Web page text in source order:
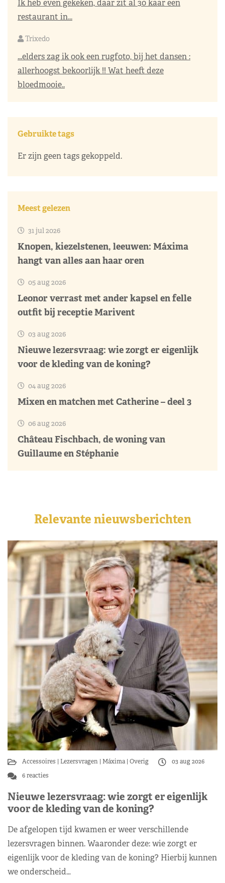
Ik heb even gekeken, daar zit al 30 kaar een
restaurant in...
Trixedo
...elders zag ik ook een rugfoto, bij het dansen :
allerhoogst bekoorlijk !! Wat heeft deze
bloedmooie..
Gebruikte tags
Er zijn geen tags gekoppeld.
Meest gelezen
31 jul 2026
Knopen, kiezelstenen, leeuwen: Máxima
hangt van alles aan haar oren
05 aug 2026
Leonor verrast met ander kapsel en felle
outfit bij receptie Marivent
03 aug 2026
Nieuwe lezersvraag: wie zorgt er eigenlijk
voor de kleding van de koning?
04 aug 2026
Mixen en matchen met Catherine – deel 3
06 aug 2026
Château Fischbach, de woning van
Guillaume en Stéphanie
Relevante nieuwsberichten
Accessoires Lezersvragen Máxima Overig
03 aug 2026
6 reacties
Nieuwe lezersvraag: wie zorgt er eigenlijk
voor de kleding van de koning?
De afgelopen tijd kwamen er weer verschillende
lezersvragen binnen. Waaronder deze: wie zorgt er
eigenlijk voor de kleding van de koning? Hierbij kunnen
we onderscheid…